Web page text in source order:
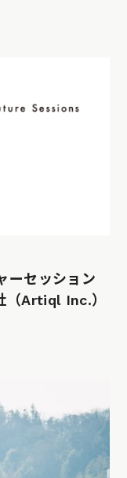
ーセッション
（Artiql Inc.）